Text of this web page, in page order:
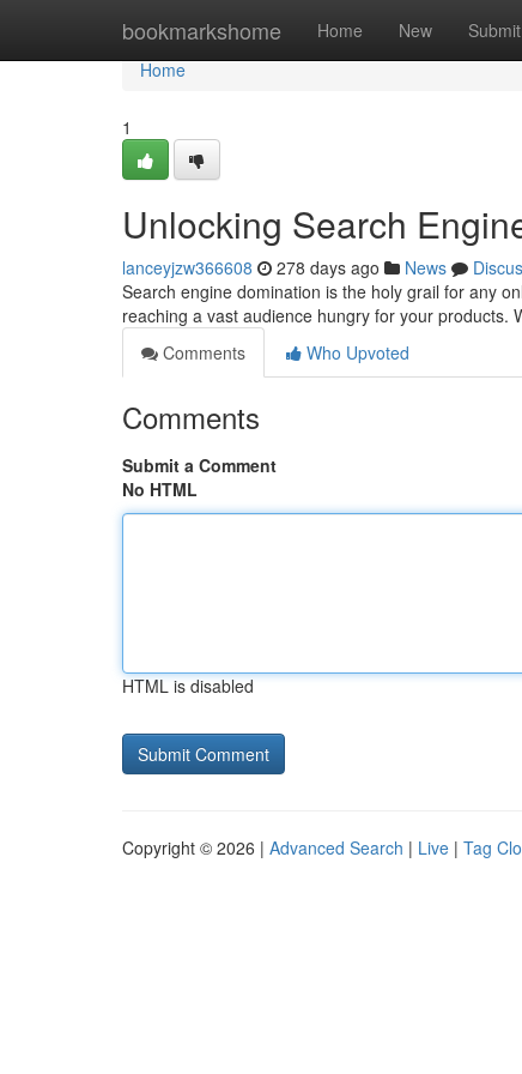
bookmarkshome Home New Submit
Home
Home
1
Unlocking Search
lanceyjzw366608 278 days ago News
Search engine domination is the holy grail for any
reaching a vast audience hungry for your products.
Comments
Who Upvoted
Comments
Submit a Comment
No HTML
HTML is disabled
Copyright © 2026 | Advanced Search | Live | Tag